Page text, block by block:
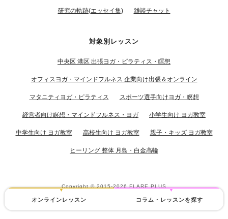
オンラインレッスン コラム・レッスンを探す
研究の軌跡(エッセイ集) 雑談チャット
対象別レッスン
中央区 港区 出張ヨガ・ピラティス・瞑想
オフィスヨガ・マインドフルネス 企業向け出張＆オンライン
マタニティヨガ・ピラティス スポーツ選手向けヨガ・瞑想
経営者向け瞑想・マインドフルネス・ヨガ 小学生向け ヨガ教室
中学生向け ヨガ教室 高校生向け ヨガ教室 親子・キッズ ヨガ教室
ヒーリング 整体 月島・白金高輪
Copyright © 2015-2026FLARE PLUS